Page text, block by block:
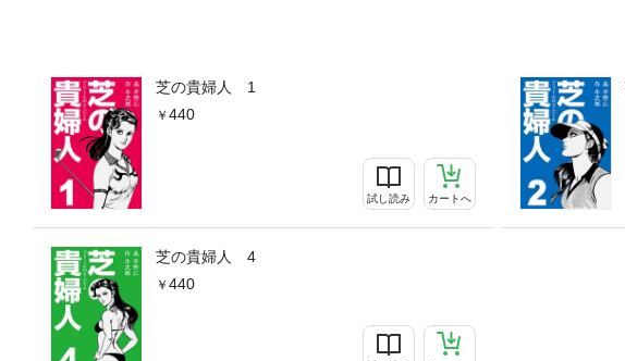
芝の貴婦人 1
440
試し読み カートへ
芝の貴婦人 4
440